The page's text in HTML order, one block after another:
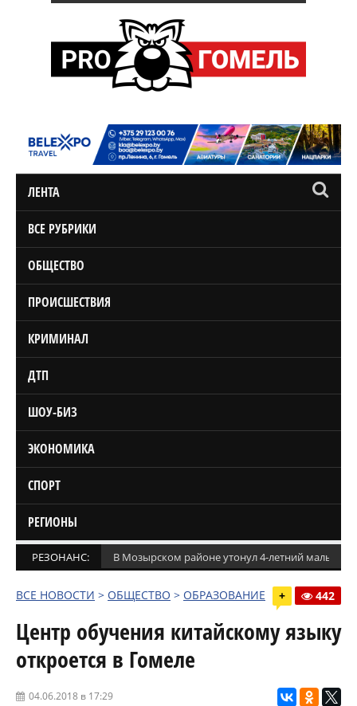
ЛЕНТА
ВСЕ РУБРИКИ
ОБЩЕСТВО
ПРОИСШЕСТВИЯ
КРИМИНАЛ
ДТП
ШОУ-БИЗ
ЭКОНОМИКА
СПОРТ
РЕГИОНЫ
РЕЗОНАНС: В Мозырском районе утонул 4-летний мальчик
ВСЕ НОВОСТИ > ОБЩЕСТВО > ОБРАЗОВАНИЕ + 442
Центр обучения китайскому языку
откроется в Гомеле
04.06.2018 в 17:29